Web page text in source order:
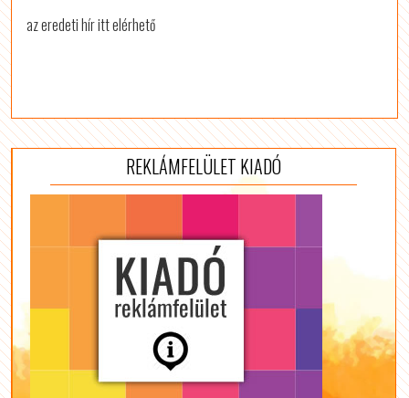
az eredeti hír itt elérhető
REKLÁMFELÜLET KIADÓ